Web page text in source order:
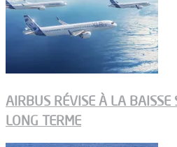
AIRBUS RÉVISE À LA BAISSE
LONG TERME